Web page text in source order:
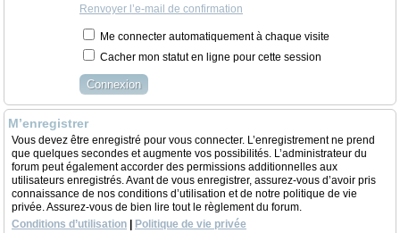
Renvoyer l’e-mail de confirmation
Me connecter automatiquement à chaque visite
Cacher mon statut en ligne pour cette session
M’enregistrer
Vous devez être enregistré pour vous connecter. L’enregistrement ne prend
que quelques secondes et augmente vos possibilités. L’administrateur du
forum peut également accorder des permissions additionnelles aux
utilisateurs enregistrés. Avant de vous enregistrer, assurez-vous d’avoir pris
connaissance de nos conditions d’utilisation et de notre politique de vie
privée. Assurez-vous de bien lire tout le règlement du forum.
Conditions d’utilisation
Politique de vie privée